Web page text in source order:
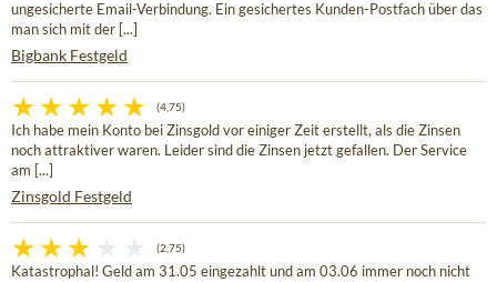
ungesicherte Email-Verbindung. Ein gesichertes Kunden-Postfach über das
man sich mit der [...]
Bigbank Festgeld
(4,75)
Ich habe mein Konto bei Zinsgold vor einiger Zeit erstellt, als die Zinsen
noch attraktiver waren. Leider sind die Zinsen jetzt gefallen. Der Service
am [...]
Zinsgold Festgeld
(2,75)
Katastrophal! Geld am 31.05 eingezahlt und am 03.06 immer noch nicht